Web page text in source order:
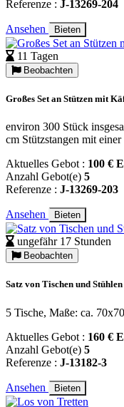
Referenze : J-13269-204
Ansehen Bieten
11 Tagen
Beobachten
Großes Set an Stützen mit
environ 300 Stück
cm Stützstangen mit
Aktuelles Gebot : 100 €
Anzahl Gebot(e) 5
Referenze : J-13269-203
Ansehen Bieten
ungefähr 17 Stunden
Beobachten
Satz von Tischen und Stühlen
5 Tische, Maße: ca.
Aktuelles Gebot : 160 €
Anzahl Gebot(e) 5
Referenze : J-13182-3
Ansehen Bieten